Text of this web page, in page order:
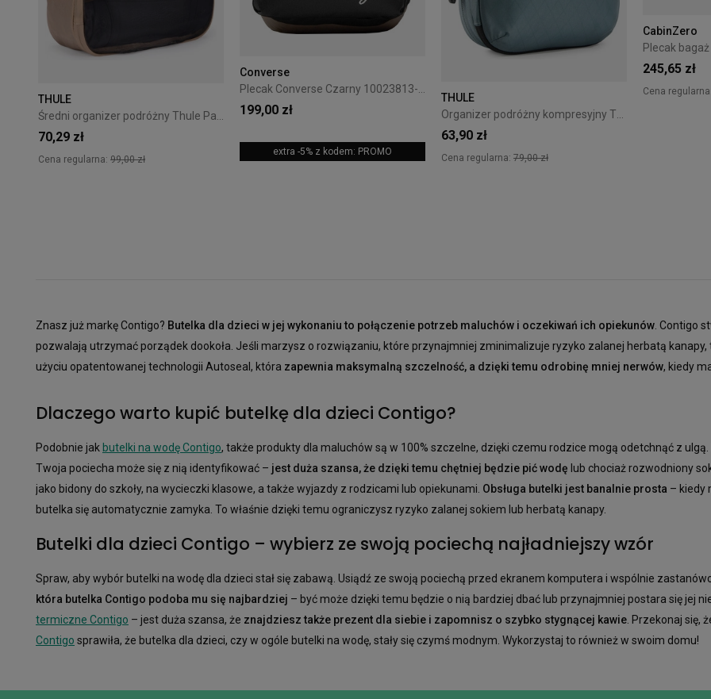
THULE
70,29 zł
Cena regularna: 99,00 zł
Converse
Plecak Converse Czarny 10023813-A01
199,00 zł
extra -5% z kodem: PROMO
THULE
Organizer podróżny kompresyjny Thule PackingCube S Pond Gray
63,90 zł
Cena regularna: 79,00 zł
CabinZero
245,65 zł
Cena regularna:
Znasz już markę Contigo? Butelka dla dzieci w jej wykonaniu to połączenie potrzeb maluchów i oczekiwań ich opiekunów . Contigo
pozwalają utrzymać porządek dookoła. Jeśli marzysz o rozwiązaniu, które przynajmniej zminimalizuje ryzyko zalanej herbatą kanapy,
użyciu opatentowanej technologii Autoseal, która zapewnia maksymalną szczelność, a dzięki temu odrobinę mniej nerwów, kiedy
Dlaczego warto kupić butelkę dla dzieci Contigo?
Podobnie jak butelki na wodę Contigo, także produkty dla maluchów są w 100% szczelne, dzięki czemu rodzice mogą odetchnąć z
Twoja pociecha może się z nią identyfikować – jest duża szansa, że dzięki temu chętniej będzie pić wodę lub chociaż rozwodniony
jako bidony do szkoły, na wycieczki klasowe, a także wyjazdy z rodzicami lub opiekunami. Obsługa butelki jest banalnie prosta – kiedy
butelka się automatycznie zamyka. To właśnie dzięki temu ograniczysz ryzyko zalanej sokiem lub herbatą kanapy.
Butelki dla dzieci Contigo – wybierz ze swoją pociechą najładniejszy wzór
Spraw, aby wybór butelki na wodę dla dzieci stał się zabawą. Usiądź ze swoją pociechą przed ekranem komputera i wspólnie
która butelka Contigo podoba mu się najbardziej – być może dzięki temu będzie o nią bardziej dbać lub przynajmniej postara się jej
termiczne Contigo – jest duża szansa, że znajdziesz także prezent dla siebie i zapomnisz o szybko stygnącej kawie . Przekonaj
Contigo sprawiła, że butelka dla dzieci, czy w ogóle butelki na wodę, stały się czymś modnym. Wykorzystaj to również w swoim domu!